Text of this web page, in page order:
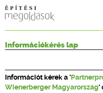
CPR
Információkérés lap
Információt kérek a '
Wienerberger Magyarország'